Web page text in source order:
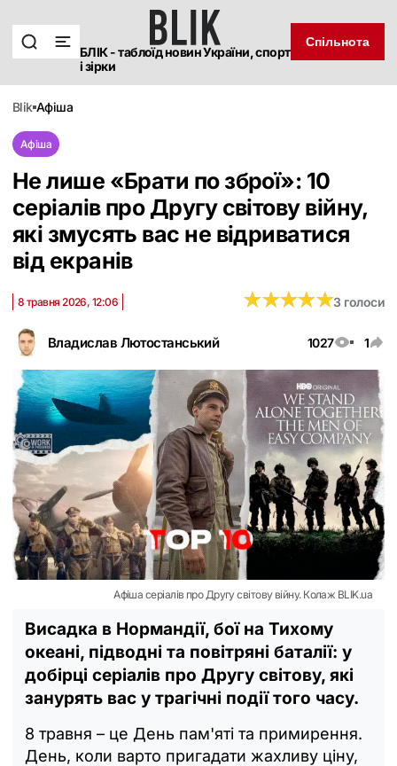
БЛІК - таблоїд новин України, спорт
і зірки
Спільнота
blik афіша
Афіша
Не лише «Брати по зброї»: 10
серіалів про Другу світову війну,
які змусять вас не відриватися
від екранів
Владислав Лютостанський 1027 1
8 травня 2026, 12:06 ★★★★★
★★★★★3 голоси
Афіша серіалів про Другу світову війну. Колаж BLIK.ua
Висадка в Нормандії, бої на Тихому
океані, підводні та повітряні баталії: у
добірці серіалів про Другу світову, які
занурять вас у трагічні події того часу.
8 травня – це День пам'яті та примирення.
День, коли варто пригадати жахливу ціну,